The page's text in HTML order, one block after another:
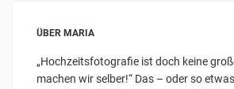
ÜBER MARIA
„Hochzeitsfotografie ist doch keine
machen wir selber!“ Das – oder so